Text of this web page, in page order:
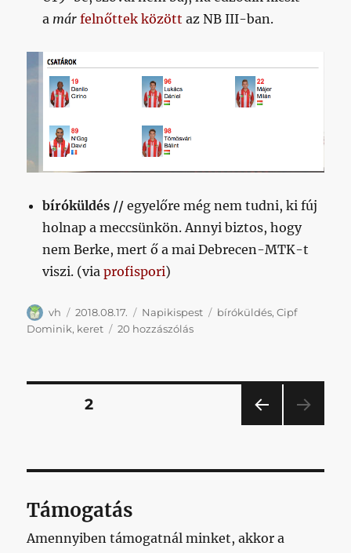
a már felnőttek között az NB III-ban.
bíróküldés // egyelőre még nem tudni, ki fúj
holnap a meccsünkön. Annyi biztos, hogy
nem Berke, mert ő a mai Debrecen-MTK-t
viszi. (viaprofispori)
Szerző
vh Közzétéve
2018.08.17. Kategória
Napikispest Címke
bíróküldés,Cipf
Dominik, keret 20 hozzászólásNapikispest
Bejegyzések
AL
OLDAL2
Támogatás
Amennyiben támogatnál minket, akkor a